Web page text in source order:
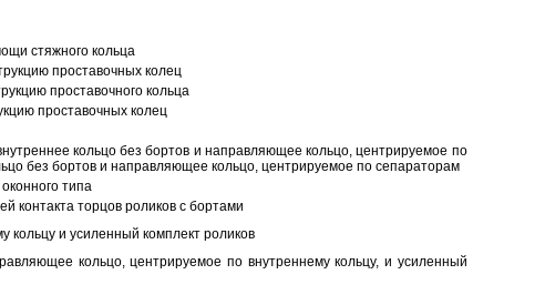
стяжного кольца
проставочных колец
проставочного кольца
проставочных колец
кольцо без бортов и направляющее кольцо, центрируемое по
без бортов и направляющее кольцо, центрируемое по сепараторам
типа
контакта торцов роликов с бортами
кольцу и усиленный комплект роликов
кольцо, центрируемое по внутреннему кольцу, и усиленный